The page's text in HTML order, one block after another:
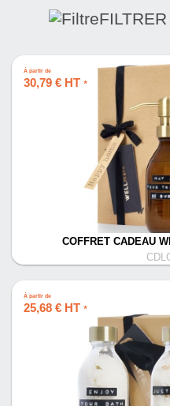
À partir de
30,79 € HT *
COFFRET CADEAU
À partir de
25,68 € HT *